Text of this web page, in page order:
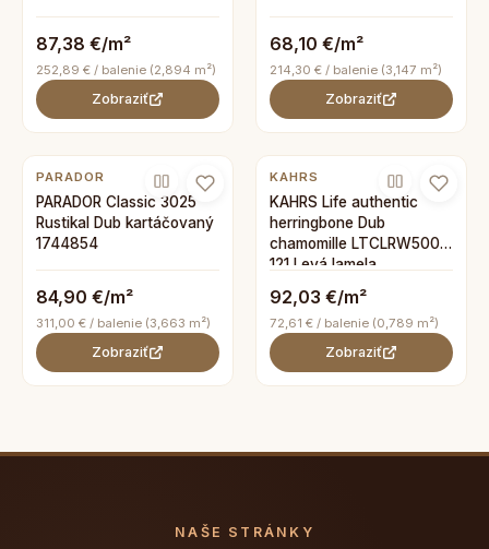
87,38 €/m²
252,89 € / balenie (2,894 m²)
Zobraziť
68,10 €/m²
214,30 € / balenie (3,147 m²)
Zobraziť
PARADOR
PARADOR Classic 3025
Rustikal Dub kartáčovaný
1744854
84,90 €/m²
311,00 € / balenie (3,663 m²)
Zobraziť
KAHRS
KAHRS Life authentic
herringbone Dub
chamomille LTCLRW5001-
121 Levá lamela
92,03 €/m²
72,61 € / balenie (0,789 m²)
Zobraziť
NAŠE STRÁNKY